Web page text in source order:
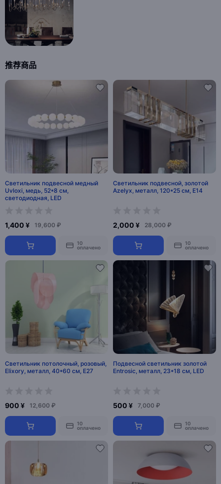
推荐商品
Светильник подвесной медный
Uvloxi, медь, 52*8 см,
светодиодная, LED
1,400 ¥ 19,600 ₽
10
оплачено
Светильник подвесной, золотой
Azelyx, металл, 120*25 см, E14
2,000 ¥ 28,000 ₽
10
оплачено
Светильник потолочный, розовый,
Elixory, металл, 40*60 см, Е27
900 ¥ 12,600 ₽
10
оплачено
Подвесной светильник золотой
Entrosic, металл, 23*18 см, LED
500 ¥ 7,000 ₽
10
оплачено